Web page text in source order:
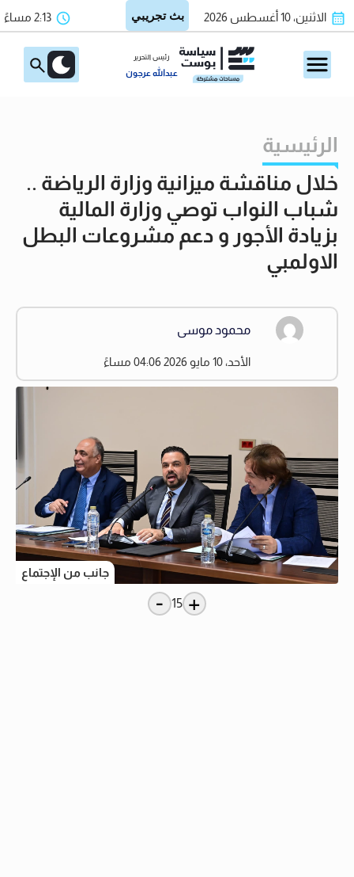
الاثنين، 10 أغسطس 2026 2:13 مساءً
رئيس التحرير
عبدالله عرجون
الرئيسية
خلال مناقشة ميزانية وزارة الرياضة ..
شباب النواب توصي وزارة المالية
بزيادة الأجور و دعم مشروعات البطل
الاولمبي
محمود موسى
الأحد، 10 مايو 2026 04:06 مساءً
جانب من الإجتماع
+
15
-